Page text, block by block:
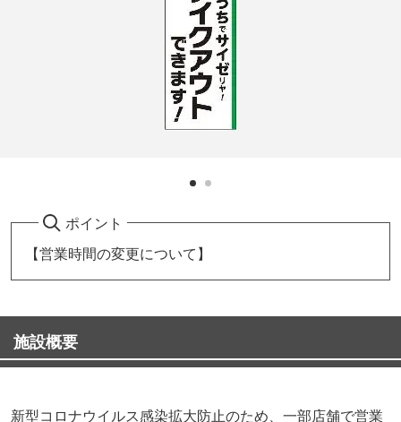
ポイント
【営業時間の変更について】
施設概要
新型コロナウイルス感染拡大防止のため、一部店舗で営業